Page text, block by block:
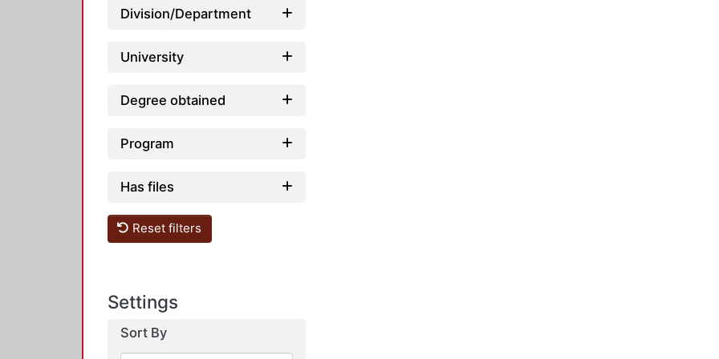
Division/Department
University
Degree obtained
Program
Has files
Reset filters
Settings
Sort By